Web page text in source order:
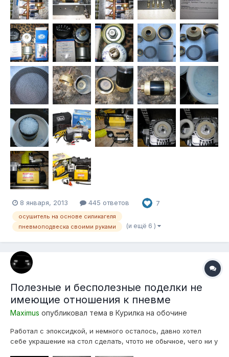
8 января, 2013 445 ответов 7
осушитель на основе силикагеля
пневмоподвеска своими руками
(и ещё 6 )
Полезные и бесполезные поделки не
имеющие отношения к пневме
Maximus опубликовал тема в Курилка на обочине
Работал с эпоксидкой, и немного осталось, давно хотел
себе украшение на стол сделать, чтото не обычное, чего ни у